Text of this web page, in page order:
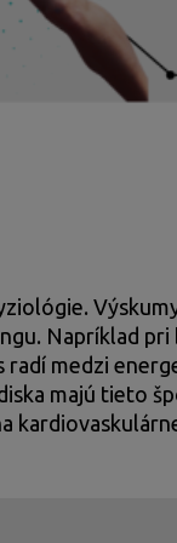
Napríklad pri
radí medzi
majú tieto